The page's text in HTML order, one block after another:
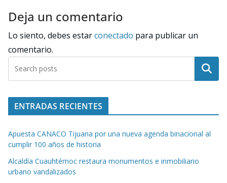
Deja un comentario
Lo siento, debes estarconectado para publicar un
comentario.
Buscar
ENTRADAS RECIENTES
Apuesta CANACO Tijuana por una nueva agenda binacional al
cumplir 100 años de historia
Alcaldía Cuauhtémoc restaura monumentos e inmobiliario
urbano vandalizados